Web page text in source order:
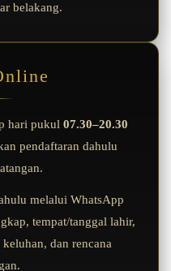
belakang.
hari pukul 07.30–20.30
pendaftaran dahulu
melalui WhatsApp
tempat/tanggal lahir,
dan rencana